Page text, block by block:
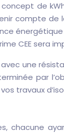
de
compte de
CEE sera
une
par
travaux
chacune